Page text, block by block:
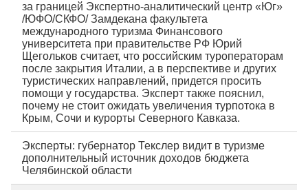
за границей Экспертно-аналитический центр «Юг»
/ЮФО/СКФО/ Замдекана факультета
международного туризма Финансового
университета при правительстве РФ Юрий
Щегольков считает, что российским туроператорам
после закрытия Италии, а в перспективе и других
туристических направлений, придется просить
помощи у государства. Эксперт также пояснил,
почему не стоит ожидать увеличения турпотока в
Крым, Сочи и курорты Северного Кавказа.
Эксперты: губернатор Текслер видит в туризме
дополнительный источник доходов бюджета
Челябинской области